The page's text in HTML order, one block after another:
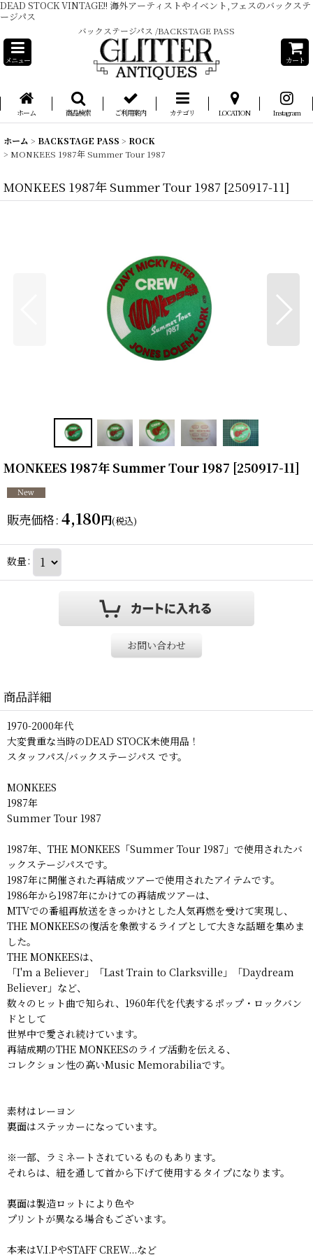
DEAD STOCK VINTAGE!! 海外アーティストやイベント,フェスのバックステ
ージパス
バックステージパス /BACKSTAGE PASS
メニュー カート
ホーム 商品検索 ご利用案内 カテゴリ LOCATION Instagram
ホーム > BACKSTAGE PASS > ROCK
> MONKEES 1987年 Summer Tour 1987
MONKEES 1987年 Summer Tour 1987 [250917-11]
MONKEES 1987年 Summer Tour 1987 [250917-11]
販売価格: 4,180円(税込)
数量:
お問い合わせ
商品詳細
1970-2000年代
大変貴重な当時のDEAD STOCK未使用品！
スタッフパス/バックステージパス です。
MONKEES
1987年
Summer Tour 1987
1987年、THE MONKEES「Summer Tour 1987」で使用されたバ
ックステージパスです。
1987年に開催された再結成ツアーで使用されたアイテムです。
1986年から1987年にかけての再結成ツアーは、
MTVでの番組再放送をきっかけとした人気再燃を受けて実現し、
THE MONKEESの復活を象徴するライブとして大きな話題を集めま
した。
THE MONKEESは、
「I'm a Believer」「Last Train to Clarksville」「Daydream
Believer」など、
数々のヒット曲で知られ、1960年代を代表するポップ・ロックバン
ドとして
世界中で愛され続けています。
再結成期のTHE MONKEESのライブ活動を伝える、
コレクション性の高いMusic Memorabiliaです。
素材はレーヨン
裏面はステッカーになっています。
※一部、ラミネートされているものもあります。
それらは、紐を通して首から下げて使用するタイプになります。
裏面は製造ロットにより色や
プリントが異なる場合もございます。
本来はV.I.PやSTAFF CREW...など